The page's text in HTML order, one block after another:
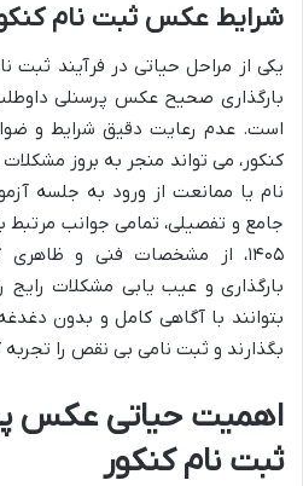
شرایط عکس ثبت نام
یکی از مراحل حیاتی در فرآیند ثبت
بارگذاری صحیح عکس پرسنلی
است. عدم رعایت دقیق شرایط و
کنکور، می تواند منجر به بروز
نام یا ممانعت از ورود به جلسه
جامع و تفصیلی، تمامی جوانب
۱۴۰۵، از مشخصات فنی و ظاهری
بارگذاری و عیب یابی مشکلات رایج
بتوانند با آگاهی کامل و بدون
بگذارند و ثبت نامی بی نقص را تجربه
اهمیت حیاتی عکس
ثبت نام کنکور